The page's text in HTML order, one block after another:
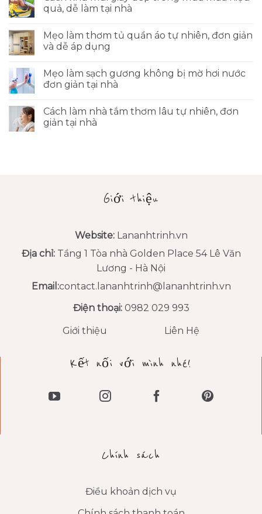
quả, dễ làm tại nhà
Mẹo làm thơm tủ quần áo tự nhiên, đơn giản
và dễ áp dụng
Mẹo làm sạch gương không bị mờ hơi nước
đơn giản tại nhà
Cách làm nhà tắm thơm lâu tự nhiên, đơn
giản tại nhà
Giới thiệu
Website: Lananhtrinh.vn
Địa chỉ: Tầng 1 Tòa nhà Golden Place 54 Lê Văn
Lương - Hà Nội
Email:contact.lananhtrinh@lananhtrinh.vn
Điện thoại: 0982 029 993
Giới thiệu Liên Hệ
Kết nối với mình nhé!
Chính sách
Điều khoản dịch vụ